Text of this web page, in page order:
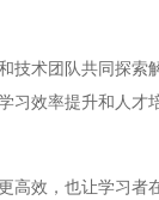
术团队共同探索
习效率提升和人才
效，也让学习者